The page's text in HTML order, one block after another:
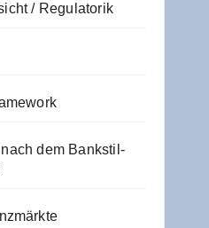
/ Regulatorik
dem Bankstil-